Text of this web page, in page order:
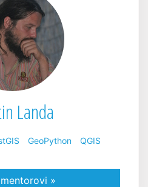
Landa
GeoPython QGIS
»